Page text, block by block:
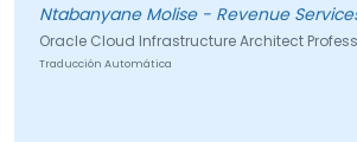
Ntabanyane Molise - Revenue
Oracle Cloud Infrastructure Architect
Traducción Automática